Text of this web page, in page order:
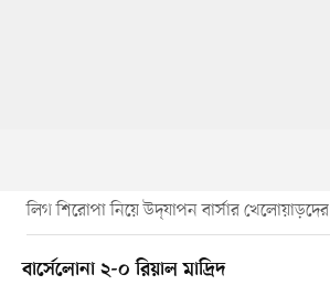
লিগ শিরোপা নিয়ে উদ্‌যাপন বার্সার খেলোয়াড়দের
বার্সেলোনা ২-০ রিয়াল মাদ্রিদ